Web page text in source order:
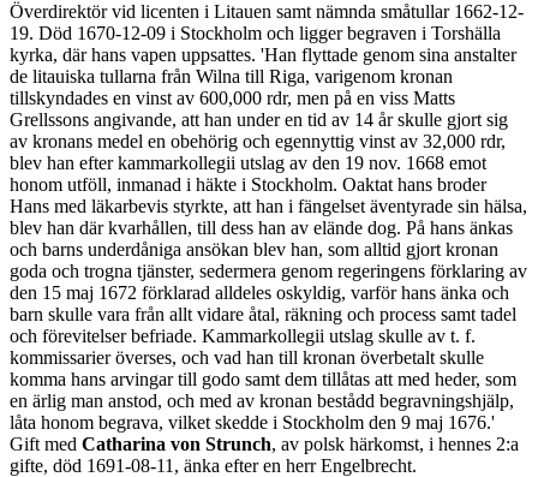
Överdirektör vid licenten i Litauen samt nämnda småtullar 1662-12-
19. Död 1670-12-09 i Stockholm och ligger begraven i Torshälla
kyrka, där hans vapen uppsattes. 'Han flyttade genom sina anstalter
de litauiska tullarna från Wilna till Riga, varigenom kronan
tillskyndades en vinst av 600,000 rdr, men på en viss Matts
Grellssons angivande, att han under en tid av 14 år skulle gjort sig
av kronans medel en obehörig och egennyttig vinst av 32,000 rdr,
blev han efter kammarkollegii utslag av den 19 nov. 1668 emot
honom utföll, inmanad i häkte i Stockholm. Oaktat hans broder
Hans med läkarbevis styrkte, att han i fängelset äventyrade sin hälsa,
blev han där kvarhållen, till dess han av elände dog. På hans änkas
och barns underdåniga ansökan blev han, som alltid gjort kronan
goda och trogna tjänster, sedermera genom regeringens förklaring av
den 15 maj 1672 förklarad alldeles oskyldig, varför hans änka och
barn skulle vara från allt vidare åtal, räkning och process samt tadel
och förevitelser befriade. Kammarkollegii utslag skulle av t. f.
kommissarier överses, och vad han till kronan överbetalt skulle
komma hans arvingar till godo samt dem tillåtas att med heder, som
en ärlig man anstod, och med av kronan bestådd begravningshjälp,
låta honom begrava, vilket skedde i Stockholm den 9 maj 1676.'
Gift med Catharina von Strunch, av polsk härkomst, i hennes 2:a
gifte, död 1691-08-11, änka efter en herr Engelbrecht.